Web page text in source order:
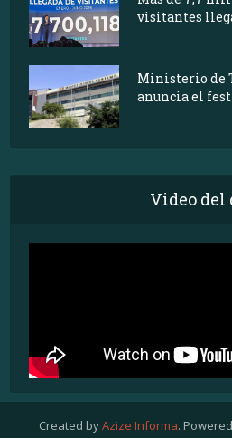
visitantes
Ministerio de
anuncia el
Video del
Created byAzize Informa.